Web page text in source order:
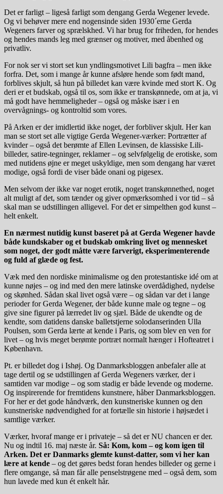
Det er farligt – ligeså farligt som dengang Gerda Wegener levede.
Og vi behøver mere end nogensinde siden 1930´erne Gerda
Wegeners farver og sprælskhed. Vi har brug for friheden, for hendes
og hendes mands leg med grænser og motiver, med åbenhed og
privatliv.
For nok ser vi stort set kun yndlingsmotivet Lili bagfra – men ikke
forfra. Det, som i mange år kunne afsløre hende som født mand,
forblives skjult, så hun på billedet kan være kvinde med stort K. Og
deri er et budskab, også til os, som ikke er transkønnede, om at ja, vi
må godt have hemmeligheder – også og måske især i en
overvågnings- og kontroltid som vores.
På Arken er der imidlertid ikke noget, der forbliver skjult. Her kan
man se stort set alle vigtige Gerda Wegener-værker: Portrætter af
kvinder – også det berømte af Ellen Levinsen, de klassiske Lili-
billeder, satire-tegninger, reklamer – og selvfølgelig de erotiske, som
med nutidens øjne er meget uskyldige, men som dengang har været
modige, også fordi de viser både onani og pigesex.
Men selvom der ikke var noget erotik, noget transkønnethed, noget
alt muligt af det, som tænder og giver opmærksomhed i vor tid – så
skal man se udstillingen alligevel. For det er simpelthen god kunst –
helt enkelt.
En nærmest nutidig kunst baseret på at Gerda Wegener havde
både kundskaber og et budskab omkring livet og mennesket
som noget, der godt måtte være farverigt, eksperimenterende
og fuld af glæde og fest.
Væk med den nordiske minimalisme og den protestantiske idé om at
kunne nøjes – og ind med den mere latinske overdådighed, nydelse
og skønhed. Sådan skal livet også være – og sådan var det i lange
perioder for Gerda Wegener, der både kunne male og tegne – og
give sine figurer på lærredet liv og sjæl. Både de ukendte og de
kendte, som datidens danske balletstjerne solodanserinden Ulla
Poulsen, som Gerda lærte at kende i Paris, og som blev en ven for
livet – og hvis meget berømte portræt normalt hænger i Hofteatret i
København.
Pt. er billedet dog i Ishøj. Og Danmarksbloggen anbefaler alle at
tage dertil og se udstillingen af Gerda Wegeners værker, der i
samtiden var modige – og som stadig er både levende og moderne.
Og inspirerende for fremtidens kunstnere, håber Danmarksbloggen.
For her er det gode håndværk, den kunstneriske kunnen og den
kunstneriske nødvendighed for at fortælle sin historie i højsædet i
samtlige værker.
Værker, hvoraf mange er i privateje – så det er NU chancen er der.
Nu og indtil 16. maj næste år. Så: Kom, kom – og kom igen til
Arken. Det er Danmarks glemte kunst-datter, som vi her kan
lære at kende – og det gøres bedst foran hendes billeder og gerne i
flere omgange, så man får alle penselstrøgene med – også dem, som
hun lavede med kun ét enkelt hår.